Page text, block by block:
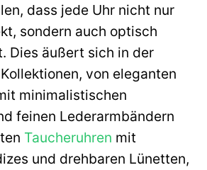
dass jede Uhr nicht nur
sondern auch optisch
Dies äußert sich in der
von eleganten
minimalistischen
feinen Lederarmbändern
Taucheruhren mit
und drehbaren Lünetten,